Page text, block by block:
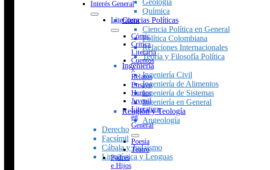
Geología
Química
Ciencias Políticas
Ciencia Política en General
Política Colombiana
Relaciones Internacionales
Teoría y Filosofía Política
Ingeniería
Ingeniería Civil
Ingeniería de Alimentos
Ingeniería de Sistemas
Ingeniería en General
Religión y Teología
Angeología
Derecho
Facsímil
Cábala y Judaísmo
Lingüística y Lenguas
Interés General
Literatura
Cómic
Crítica
Literaria
Cuentos
y
Relatos
Ensayo
Humor
Juvenil
Literatura
en
General
Poesía
Teatro
Padres
e Hijos